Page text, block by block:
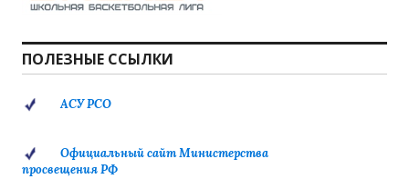
ПОЛЕЗНЫЕ ССЫЛКИ
АСУ РСО
Официальный сайт Министерства
просвещения РФ